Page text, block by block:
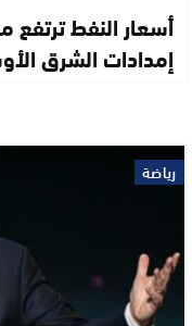
أسعار النفط
إمدادات الشرق
رياضة